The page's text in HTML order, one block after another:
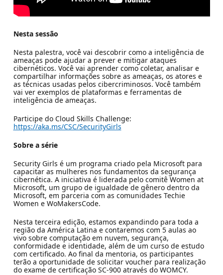
Nesta sessão
Nesta palestra, você vai descobrir como a inteligência de
ameaças pode ajudar a prever e mitigar ataques
cibernéticos. Você vai aprender como coletar, analisar e
compartilhar informações sobre as ameaças, os atores e
as técnicas usadas pelos cibercriminosos. Você também
vai ver exemplos de plataformas e ferramentas de
inteligência de ameaças.
Participe do Cloud Skills Challenge:
https://aka.ms/CSC/SecurityGirls
Sobre a série
Security Girls é um programa criado pela Microsoft para
capacitar as mulheres nos fundamentos da segurança
cibernética. A iniciativa é liderada pelo comitê Women at
Microsoft, um grupo de igualdade de gênero dentro da
Microsoft, em parceria com as comunidades Techie
Women e WoMakersCode.
Nesta terceira edição, estamos expandindo para toda a
região da América Latina e contaremos com 5 aulas ao
vivo sobre computação em nuvem, segurança,
conformidade e identidade, além de um curso de estudo
com certificado. Ao final da mentoria, os participantes
terão a oportunidade de solicitar voucher para realização
do exame de certificação SC-900 através do WOMCY.